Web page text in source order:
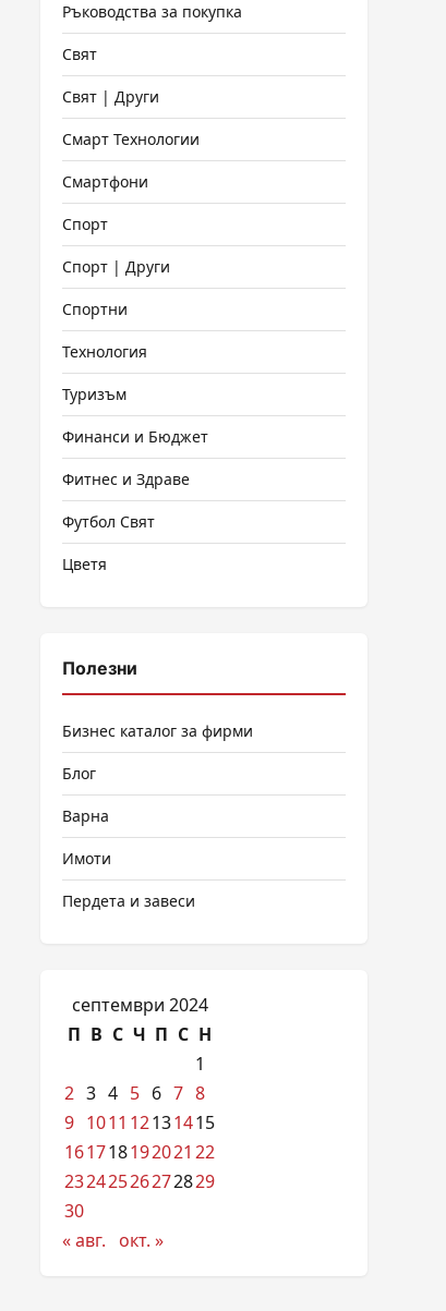
Ръководства за покупка
Свят
Свят | Други
Смарт Технологии
Смартфони
Спорт
Спорт | Други
Спортни
Технология
Туризъм
Финанси и Бюджет
Фитнес и Здраве
Футбол Свят
Цветя
Полезни
Бизнес каталог за фирми
Блог
Варна
Имоти
Пердета и завеси
септември 2024
П В С Ч П С Н
1
2 3 4 5 6 7 8
9 1011 12131415
161718192021 22
23242526272829
30
« авг.
окт. »